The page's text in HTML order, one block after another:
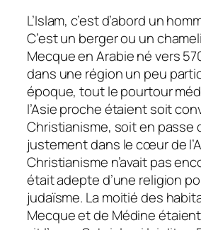
L’Islam, c’est d’abord un
C’est un berger ou un
Mecque en Arabie né vers
dans une région un peu
époque, tout le pourtour
l’Asie proche étaient soit
Christianisme, soit en passe
justement dans le cœur de
Christianisme n’avait pas
était adepte d’une religion
judaïsme. La moitié des
Mecque et de Médine